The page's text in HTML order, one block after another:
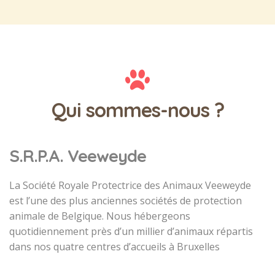
Qui sommes-nous ?
S.R.P.A. Veeweyde
La Société Royale Protectrice des Animaux Veeweyde
est l’une des plus anciennes sociétés de protection
animale de Belgique. Nous hébergeons
quotidiennement près d’un millier d’animaux répartis
dans nos quatre centres d’accueils à Bruxelles